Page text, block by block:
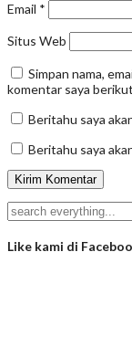
Email *
Situs Web
Simpan nama,
komentar saya
Beritahu saya
Beritahu saya
Like kami di